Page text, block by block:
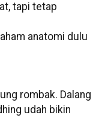
tapi tetap
anatomi dulu
rombak. Dalang
udah bikin